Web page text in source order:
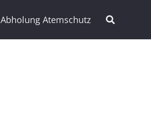
Abholung Atemschutz